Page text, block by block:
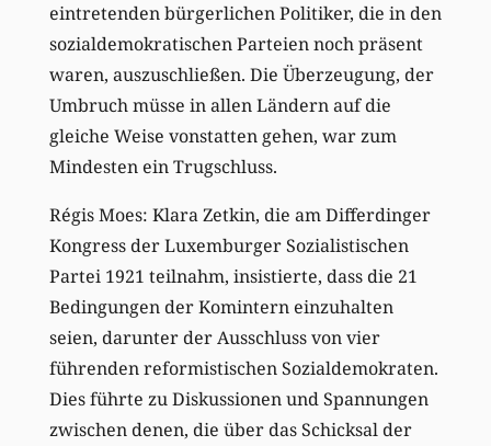
eintretenden bürgerlichen Politiker, die in den
sozialdemokratischen Parteien noch präsent
waren, auszuschließen. Die Überzeugung, der
Umbruch müsse in allen Ländern auf die
gleiche Weise vonstatten gehen, war zum
Mindesten ein Trugschluss.
Régis Moes: Klara Zetkin, die am Differdinger
Kongress der Luxemburger Sozialistischen
Partei 1921 teilnahm, insistierte, dass die 21
Bedingungen der Komintern einzuhalten
seien, darunter der Ausschluss von vier
führenden reformistischen Sozialdemokraten.
Dies führte zu Diskussionen und Spannungen
zwischen denen, die über das Schicksal der